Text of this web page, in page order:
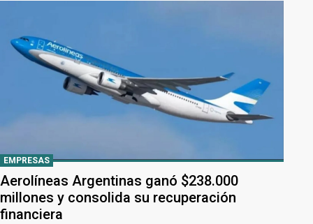
EMPRESAS
Aerolíneas Argentinas ganó $238.000
millones y consolida su recuperación
financiera